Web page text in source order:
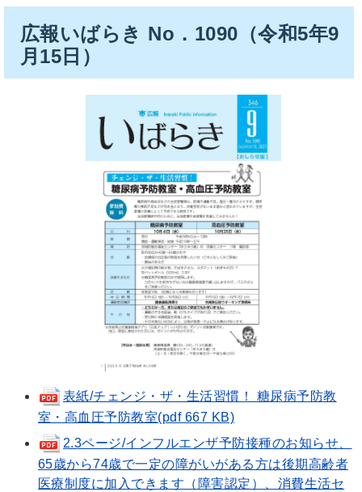
広報いばらき No．1090（令和5年9
月15日）
表紙/チェンジ・ザ・生活習慣！ 糖尿病予防教
室・高血圧予防教室(pdf 667 KB)
2.3ページ/インフルエンザ予防接種のお知らせ、
65歳から74歳で一定の障がいがある方は後期高齢者
医療制度に加入できます（障害認定）、消費生活セ